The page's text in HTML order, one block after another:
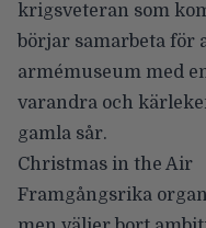
krigsveteran som
börjar samarbeta för
armémuseum med
varandra och
gamla sår.
Christmas in the Air
Framgångsrika